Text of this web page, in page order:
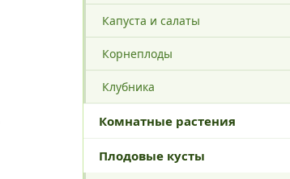
Капуста и салаты
Корнеплоды
Клубника
Комнатные растения
Плодовые кусты